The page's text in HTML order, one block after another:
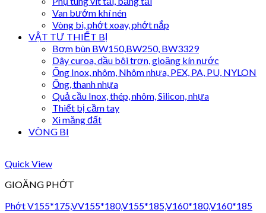
Van bướm khí nén
Vòng bi, phớt xoay, phớt nắp
VẬT TƯ THIẾT BỊ
Bơm bùn BW150,BW250, BW3329
Dây curoa, dầu bôi trơn, gioăng kín nước
Ống Inox, nhôm, Nhôm nhựa, PEX, PA, PU, NYLON
Ống, thanh nhựa
Quả cầu Inox, thép, nhôm, Silicon, nhựa
Thiết bị cầm tay
Xi măng đất
VÒNG BI
Quick View
GIOĂNG PHỚT
Phớt V155*175,VV155*180,V155*185,V160*180,V160*185